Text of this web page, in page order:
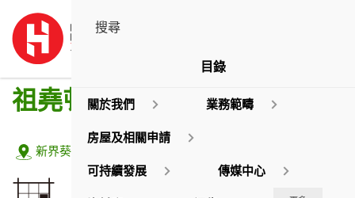
祖堯邨
地址:
新界葵涌麗祖路1至5號 / 念祖街2及3號 / 榮祖街2至6號
目錄
關於我們 業務範疇
房屋及相關申請
可持續發展 傳媒中心